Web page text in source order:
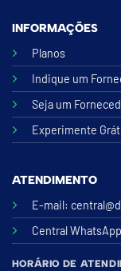
INFORMAÇÕES
Planos
Indique um
Seja um
Experimente
ATENDIMENTO
E-mail:
Central WhatsApp
HORÁRIO DE